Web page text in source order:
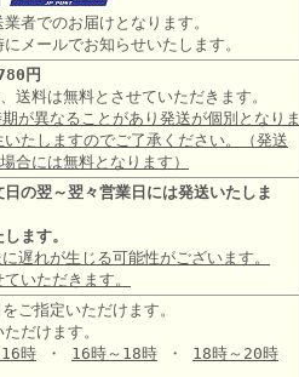
者でのお届けとなります。
メールでお知らせいたします。
円
料は無料とさせていただきます。
が異なることがあり発送が個別となりま
たしますのでご了承ください。（発送
には無料となります）
の翌～翌々営業日には発送いたしま
ます。
遅れが生じる可能性がございます。
いただきます。
ご指定いただけます。
だけます。
時 ・ 16時～18時 ・ 18時～20時